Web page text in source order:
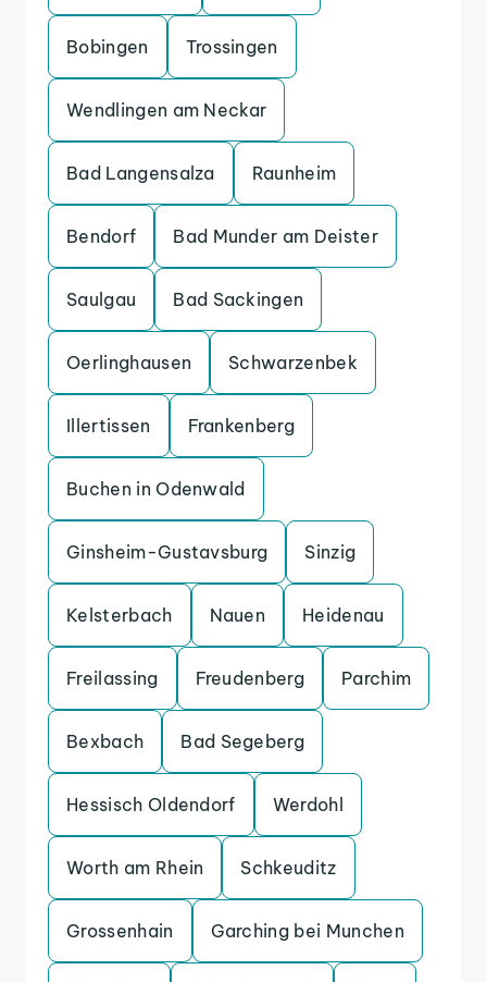
Bobingen Trossingen
Wendlingen am Neckar
Bad Langensalza Raunheim
Bendorf Bad Munder am Deister
Saulgau Bad Sackingen
Oerlinghausen Schwarzenbek
Illertissen Frankenberg
Buchen in Odenwald
Ginsheim-Gustavsburg Sinzig
Kelsterbach Nauen Heidenau
Freilassing Freudenberg Parchim
Bexbach Bad Segeberg
Hessisch Oldendorf Werdohl
Worth am Rhein Schkeuditz
Grossenhain Garching bei Munchen